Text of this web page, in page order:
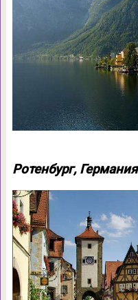
Ротенбург, Германия